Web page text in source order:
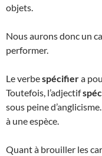
objets.
Nous aurons donc un
performer.
Le verbespécifiera
Toutefois, l’adjectif
sous peine
à une espèce.
Quant à brouiller les